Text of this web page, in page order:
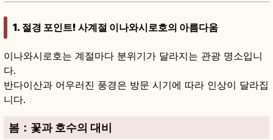
1. 절경 포인트! 사계절 이나와시로호의 아름다움
이나와시로호는 계절마다 분위기가 달라지는 관광 명소입니
다.
반다이산과 어우러진 풍경은 방문 시기에 따라 인상이 달라집
니다.
봄 ：꽃과 호수의 대비